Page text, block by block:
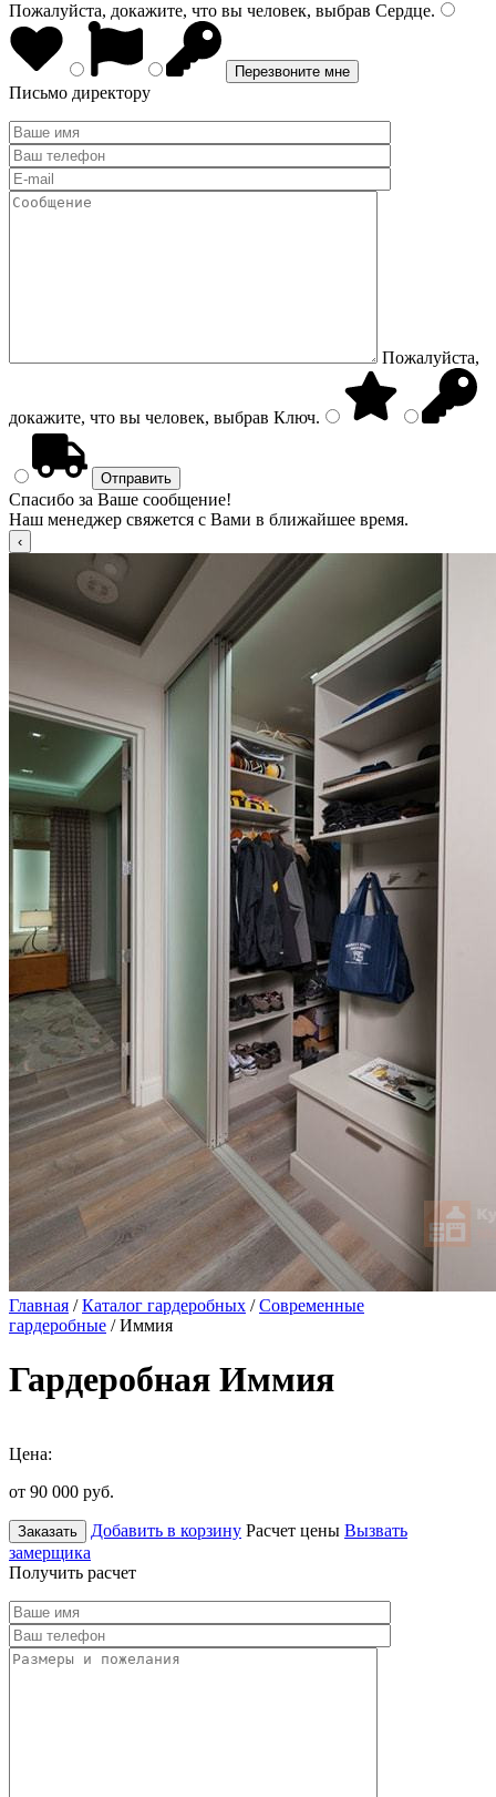
Пожалуйста, докажите, что вы человек, выбрав Сердце.
Письмо директору
Пожалуйста,
докажите, что вы человек, выбрав Ключ.
Спасибо за Ваше сообщение!
Наш менеджер свяжется с Вами в ближайшее время.
Главная /Каталог гардеробных /Современные
гардеробные / Иммия
Гардеробная Иммия
Цена:
от 90 000 руб.
Заказать Добавить в корзину Расчет цены Вызвать
замерщика
Получить расчет